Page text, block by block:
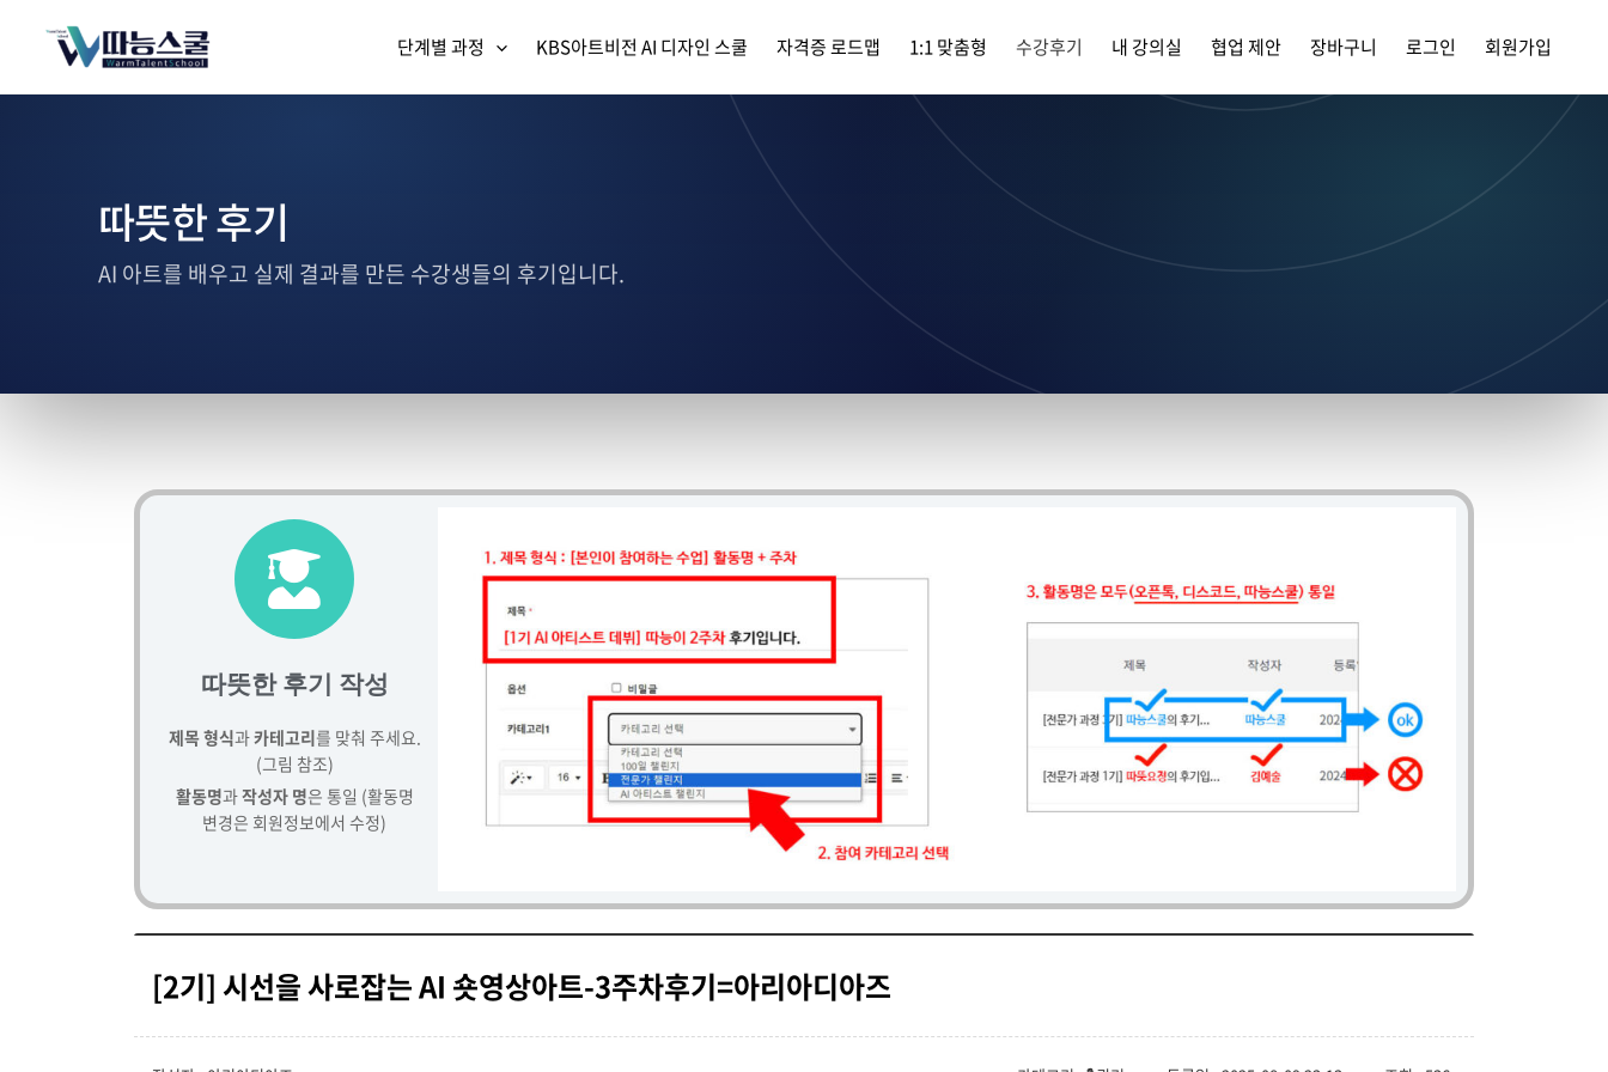
단계별 과정 KBS아트비전 AI 디자인 스쿨 자격증 로드맵 1:1 맞춤형 수강후기 내 강의실 협업 제안 장바구니 로그인 회원가입
따뜻한 후기
AI 아트를 배우고 실제 결과를 만든 수강생들의 후기입니다.
따뜻한 후기 작성
제목 형식과카테고리를 맞춰 주세요.
(그림 참조)
활동명과작성자 명은 통일 (활동명
변경은 회원정보에서 수정)
[2기] 시선을 사로잡는 AI 숏영상아트-3주차후기=아리아디아즈